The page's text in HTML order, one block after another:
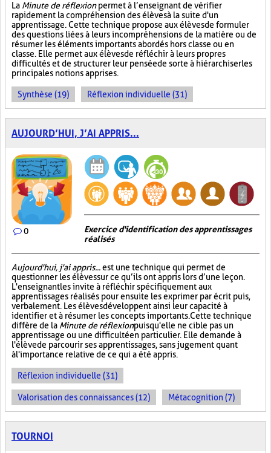
La Minute de réflexionpermet à l’enseignant de vérifier
rapidement la compréhension des élèves à la suite d'un
apprentissage. Cette technique propose aux élèves de formuler
des questions liées à leurs incompréhensions de la matière ou de
résumer les éléments importants abordés hors classe ou en
classe. Elle permet aux élèves de réfléchir à leurs propres
difficultés et de structurer leur pensée de sorte à hiérarchiser les
principales notions apprises.
Synthèse (19) Réflexion individuelle (31)
AUJOURD’HUI, J’AI APPRIS...
0
Exercice d'identification des apprentissages
réalisés
Aujourd'hui, j'ai appris...est une technique qui permet de
questionner les élèves sur ce qu’ils ont appris lors d’une leçon.
L'enseignant les invite à réfléchir spécifiquement aux
apprentissages réalisés pour ensuite les exprimer par écrit puis,
verbalement. Les élèves développent ainsi leur capacité à
identifier et à résumer les concepts importants. Cette technique
diffère de la Minute de réflexionpuisqu'elle ne cible pas un
apprentissage ou une difficulté en particulier. Elle demande à
l'élève de parcourir ses apprentissages, sans jugement quant
à l'importance relative de ce qui a été appris.
Réflexion individuelle (31)
Valorisation des connaissances (12) Métacognition (7)
TOURNOI